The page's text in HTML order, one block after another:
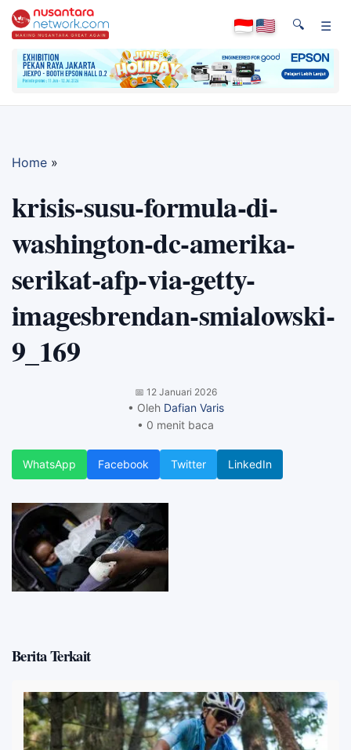
🔍 ☰
Home »
krisis-susu-formula-di-
washington-dc-amerika-
serikat-afp-via-getty-
imagesbrendan-smialowski-
9_169
📅 12 Januari 2026
• Oleh Dafian Varis
• 0 menit baca
WhatsApp Facebook Twitter LinkedIn
Berita Terkait